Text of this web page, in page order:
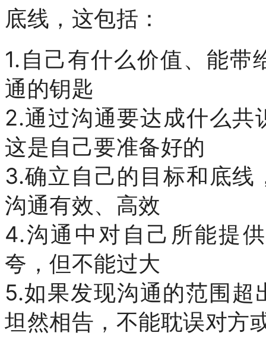
底线，这包括：
1.自己有什么价值、能带
通的钥匙
2.通过沟通要达成什么共
这是自己要准备好的
3.确立自己的目标和底线
沟通有效、高效
4.沟通中对自己所能提
夸，但不能过大
5.如果发现沟通的范围
坦然相告，不能耽误对方